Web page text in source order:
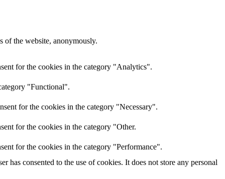
of the website, anonymously.
for the cookies in the category "Analytics".
"Functional".
for the cookies in the category "Necessary".
for the cookies in the category "Other.
for the cookies in the category "Performance".
has consented to the use of cookies. It does not store any personal